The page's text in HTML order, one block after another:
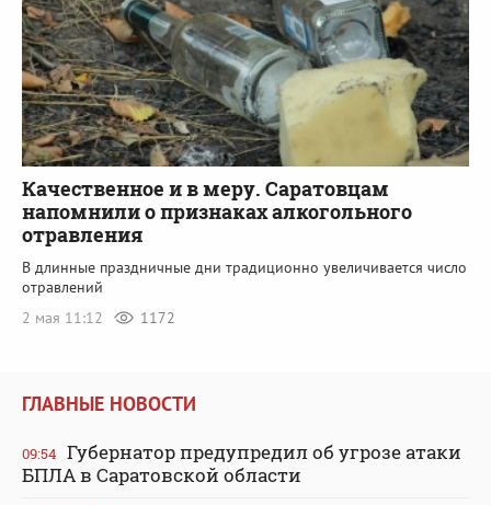
Качественное и в меру. Саратовцам
напомнили о признаках алкогольного
отравления
В длинные праздничные дни традиционно увеличивается число
отравлений
2 мая 11:12
1172
ГЛАВНЫЕ НОВОСТИ
09:54 Губернатор предупредил об угрозе атаки
БПЛА в Саратовской области